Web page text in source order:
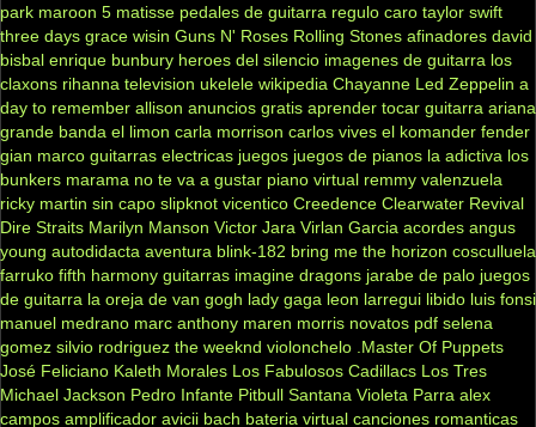
park maroon 5 matisse pedales de guitarra regulo caro taylor swift
three days grace wisin Guns N' Roses Rolling Stones afinadores david
bisbal enrique bunbury heroes del silencio imagenes de guitarra los
claxons rihanna television ukelele wikipedia Chayanne Led Zeppelin a
day to remember allison anuncios gratis aprender tocar guitarra ariana
grande banda el limon carla morrison carlos vives el komander fender
gian marco guitarras electricas juegos juegos de pianos la adictiva los
bunkers marama no te va a gustar piano virtual remmy valenzuela
ricky martin sin capo slipknot vicentico Creedence Clearwater Revival
Dire Straits Marilyn Manson Victor Jara Virlan Garcia acordes angus
young autodidacta aventura blink-182 bring me the horizon cosculluela
farruko fifth harmony guitarras imagine dragons jarabe de palo juegos
de guitarra la oreja de van gogh lady gaga leon larregui libido luis fonsi
manuel medrano marc anthony maren morris novatos pdf selena
gomez silvio rodriguez the weeknd violonchelo .Master Of Puppets
José Feliciano Kaleth Morales Los Fabulosos Cadillacs Los Tres
Michael Jackson Pedro Infante Pitbull Santana Violeta Parra alex
campos amplificador avicii bach bateria virtual canciones romanticas